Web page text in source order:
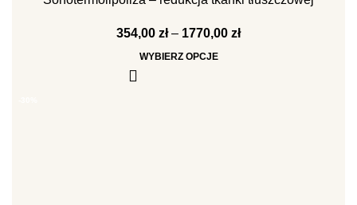
354,00 zł– 1770,00 zł
WYBIERZ OPCJE